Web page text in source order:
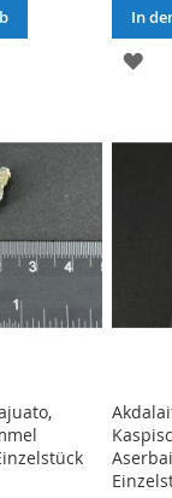
In
ZUR